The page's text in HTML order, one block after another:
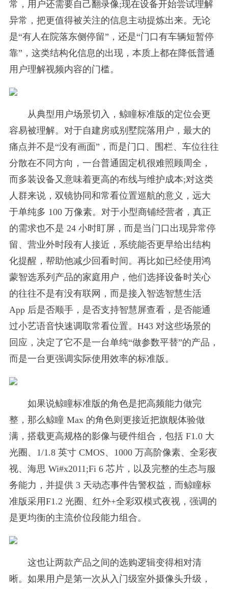
常，用户还需要自己翻录像;现在设备开始尝试理解
异常，把更值得被关注的信息主动提炼出来。无论
是“有人在院落东侧停留”，还是“门口有车辆短暂停
靠”，这类结构化信息的出现，本质上都在降低普通
用户理解视频内容的门槛。
从典型用户场景切入，鲸瞳标准版的定位会更
容易被理解。对于自建房或别墅院落用户，最大的
痛点并不是“没有画面”，而是门口、围栏、车位往往
分散在不同方向，一台普通固定机很难照顾周全，
而多装设备又意味着更高的布线与维护成本;对这类
人群来说，双镜协同和常看位置巡航的意义，远大
于单纯多 100 万像素。对于小型商铺经营者，真正
的需求也不是 24 小时盯屏，而是当门口出现异常停
留、营业外时段有人接近，系统能否更早给出结构
化提醒，帮助他减少回看时间。再比如已经使用鸿
蒙智选系列产品的家庭用户，他们选择设备时关心
的往往不是有没有联网，而是接入智选智慧生活
App 后是否顺手，是否支持智慧屏查看，是否能通
过小艺语音快速调取常看位置。H43 对这些场景的
回应，决定了它不是一台单纯“做参数平替”的产品，
而是一台更强调实际使用效率的标准版。
如果说鲸瞳标准版的角色是把高频能力做完
整，那么鲸瞳 Max 的角色则更接近把旗舰体验做
满，搭载更高规格的影像与硬件组合，包括 F1.0 大
光圈、1/1.8 英寸 CMOS、1000 万高阶像素、全彩夜
视、海思 Wi#x2011;Fi 6 芯片，以及完整的生态与服
务能力，并提供 3 天动态事件告警权益，而鲸瞳标
准版采用F1.2 光圈、红外+全彩双模式夜视，强调的
是更均衡的主流价位段能力组合。
这也让两款产品之间的选购逻辑变得相对清
晰。如果用户是第一次从入门级室外摄像头升级，